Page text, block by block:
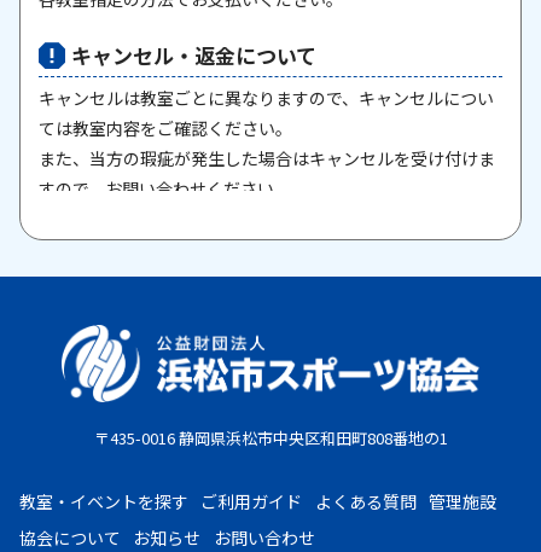
キャンセル・返金について
キャンセルは教室ごとに異なりますので、キャンセルについ
ては教室内容をご確認ください。
また、当方の瑕疵が発生した場合はキャンセルを受け付けま
すので、お問い合わせください。
原則として、一旦納入された参加料・受講料は返金いたしま
せん。また、欠席等による参加料の返金は原則としていたし
限が出された場合は、担当者までご相談ください。
お支払期限
・コンビニ払い：お申し込み後、7日以内にお申し込み時に
・クレジットカード：お申し込み後、30日以内に課金となり
ます。
〒435-0016 静岡県浜松市中央区和田町808番地の1
教室・イベントを探す ご利用ガイド よくある質問 管理施設
協会について
お知らせ お問い合わせ